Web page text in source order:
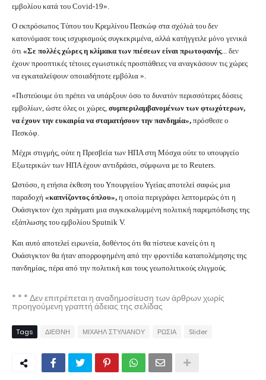
εμβολίου κατά του Covid-19».
Ο εκπρόσωπος Τύπου του Κρεμλίνου Πεσκώφ στα σχόλιά του δεν
κατονόμασε τους ισχυρισμούς συγκεκριμένα, αλλά κατήγγειλε μόνο γενικά
ότι «Σε πολλές χώρες η κλίμακα των πιέσεων είναι πρωτοφανής... δεν
έχουν προοπτικές τέτοιες εγωιστικές προσπάθειες να αναγκάσουν τις χώρες
να εγκαταλείψουν οποιαδήποτε εμβόλια ».
«Πιστεύουμε ότι πρέπει να υπάρξουν όσο το δυνατόν περισσότερες δόσεις
εμβολίων, ώστε όλες οι χώρες, συμπεριλαμβανομένων των φτωχότερων,
να έχουν την ευκαιρία να σταματήσουν την πανδημία», πρόσθεσε ο
Πεσκόφ.
Μέχρι στιγμής, ούτε η Πρεσβεία των ΗΠΑ στη Μόσχα ούτε το υπουργείο
Εξωτερικών των ΗΠΑ έχουν αντιδράσει, σύμφωνα με το Reuters.
Ωστόσο, η ετήσια έκθεση του Υπουργείου Υγείας αποτελεί σαφώς μια
παραδοχή «καπνίζοντος όπλου», η οποία περιγράφει λεπτομερώς ότι η
Ουάσιγκτον έχει πράγματι μια συγκεκαλυμμένη πολιτική παρεμπόδισης της
εξάπλωσης του εμβολίου Sputnik V.
Και αυτό αποτελεί ειρωνεία, δοθέντος ότι θα πίστευε κανείς ότι η
Ουάσιγκτον θα ήταν απορροφημένη από την φροντίδα καταπολέμησης της
πανδημίας, πέρα από την πολιτική και τους γεωπολιτικούς ελιγμούς.
* * * Δεν επιτρέπεται η αναδημοσίευση των άρθρων χωρίς
προηγούμενη γραπτή άδειας της σελίδας
Tags ΔΙΕΘΝΗ ΜΙΧΑΗΛ ΣΤΥΛΙΑΝΟΥ ΡΩΣΙΑ Slider